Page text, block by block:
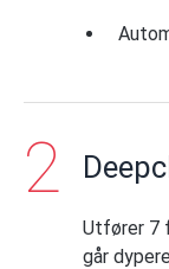
Utfører 7
går